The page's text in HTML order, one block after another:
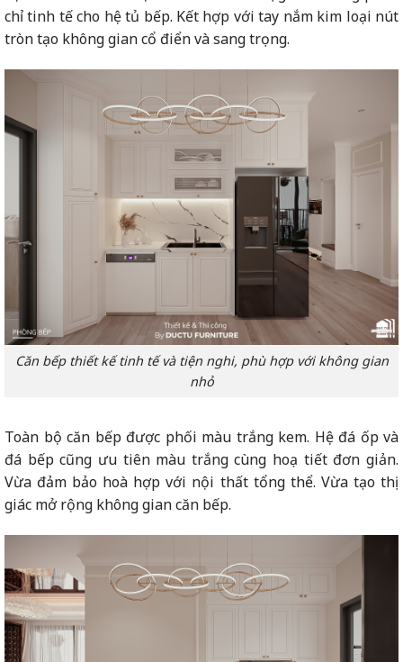
chỉ tinh tế cho hệ tủ bếp. Kết hợp với tay nắm kim loại nút
tròn tạo không gian cổ điển và sang trọng.
Căn bếp thiết kế tinh tế và tiện nghi, phù hợp với không gian
nhỏ
Toàn bộ căn bếp được phối màu trắng kem. Hệ đá ốp và
đá bếp cũng ưu tiên màu trắng cùng hoạ tiết đơn giản.
Vừa đảm bảo hoà hợp với nội thất tổng thể. Vừa tạo thị
giác mở rộng không gian căn bếp.